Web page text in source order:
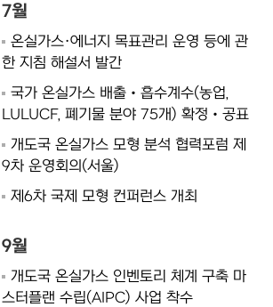
7월
온실가스·에너지 목표관리 운영 등에 관
한 지침 해설서 발간
국가 온실가스 배출‧흡수계수(농업,
LULUCF, 폐기물 분야 75개) 확정‧공표
개도국 온실가스 모형 분석 협력포럼 제
9차 운영회의(서울)
제6차 국제 모형 컨퍼런스 개최
9월
개도국 온실가스 인벤토리 체계 구축 마
스터플랜 수립(AIPC) 사업 착수